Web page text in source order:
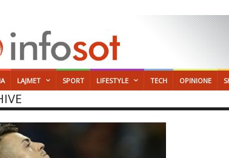
LAJMET SPORT LIFESTYLE TECH OPINIONE